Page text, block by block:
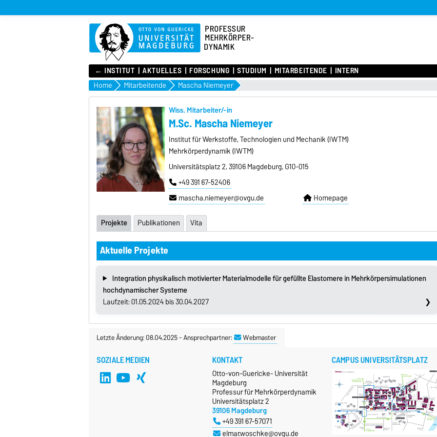
PROFESSUR
MEHRKÖRPER-
DYNAMIK
← INSTITUT AKTUELLES FORSCHUNG STUDIUM MITARBEITENDE INTERN
Home Mitarbeitende Mascha Niemeyer
Wiss. Mitarbeiter/-in
M.Sc. Mascha Niemeyer
Institut für Werkstoffe, Technologien und Mechanik (IWTM)
Mehrkörperdynamik (IWTM)
Universitätsplatz 2, 39106 Magdeburg, G10-015
+49 391 67-52406
mascha.niemeyer@ovgu.de
Homepage
Projekte Publikationen Vita
Aktuelle Projekte
Integration physikalisch motivierter Materialmodelle für gefüllte Elastomere in Mehrkörpersimulationen
hochdynamischer Systeme
Laufzeit: 01.05.2024 bis 30.04.2027
Letzte Änderung: 08.04.2025-Ansprechpartner: Webmaster
SOZIALE MEDIEN KONTAKT
Otto-von-Guericke- Universität
Magdeburg
Professur für Mehrkörperdynamik
Universitätsplatz 2
39106 Magdeburg
+49 391 67-57071
elmar.woschke@ovgu.de
CAMPUS UNIVERSITÄTSPLATZ